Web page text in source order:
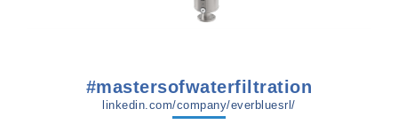
#mastersofwaterfiltration
linkedin.com/company/everbluesrl/